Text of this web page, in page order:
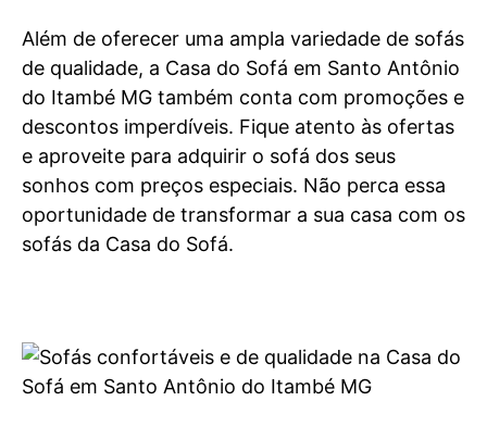
Além de oferecer uma ampla variedade de sofás
de qualidade, a Casa do Sofá em Santo Antônio
do Itambé MG também conta com promoções e
descontos imperdíveis. Fique atento às ofertas
e aproveite para adquirir o sofá dos seus
sonhos com preços especiais. Não perca essa
oportunidade de transformar a sua casa com os
sofás da Casa do Sofá.